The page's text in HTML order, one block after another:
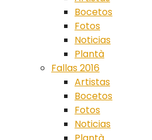
Bocetos
Fotos
Noticias
Plantà
Fallas 2016
Artistas
Bocetos
Fotos
Noticias